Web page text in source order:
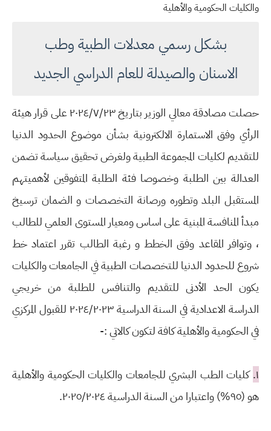
والكليات الحكومية والأهلية
بشكل رسمي معدلات الطبية وطب
الاسنان والصيدلة للعام الدراسي الجديد
حصلت مصادقة معالي الوزير بتاريخ ٢٠٢٤/٧/٢٣ على قرار هيئة
الرأي وفق الاستمارة الالكترونية بشأن موضوع الحدود الدنيا
للتقديم لكليات المجموعة الطبية ولغرض تحقيق سياسة تضمن
العدالة بين الطلبة وخصوصا فئة الطلبة المتفوقين لأهميتهم
المستقبل البلد وتطوره ورصانة التخصصات و الضمان ترسيخ
مبدأ المنافسة المبنية على اساس ومعيار المستوى العلمي للطالب
، وتوافر المقاعد وفق الخطط و رغبة الطالب تقرر اعتماد خط
شروع للحدود الدنيا للتخصصات الطبية في الجامعات والكليات
يكون الحد الأدنى للتقديم والتنافس للطلبة من خريجي
الدراسة الاعدادية في السنة الدراسية ٢٠٢٤/٢٠٢٣ للقبول المركزي
في الحكومية والأهلية كافة لتكون كالاتي :-
١. كليات الطب البشري للجامعات والكليات الحكومية والأهلية
هو (٩٥%) واعتبارا من السنة الدراسية ٢٠٢٥/٢٠٢٤.